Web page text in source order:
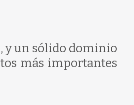
y un sólido dominio
más importantes